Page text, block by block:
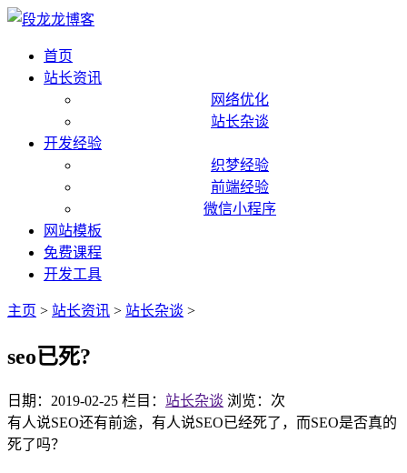
首页
站长资讯
网络优化
站长杂谈
开发经验
织梦经验
前端经验
微信小程序
网站模板
免费课程
开发工具
主页 > 站长资讯 > 站长杂谈 >
seo已死?
日期：2019-02-25 栏目： 站长杂谈 浏览： 次
有人说SEO还有前途，有人说SEO已经死了，而SEO是否真的
死了吗？